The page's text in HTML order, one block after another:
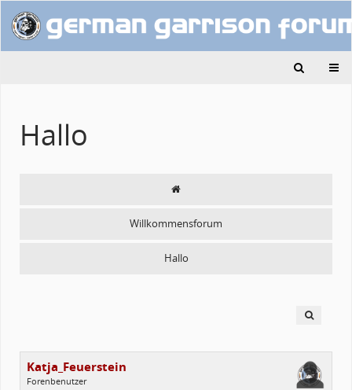
Hallo
Willkommensforum
Hallo
Katja_Feuerstein
Forenbenutzer